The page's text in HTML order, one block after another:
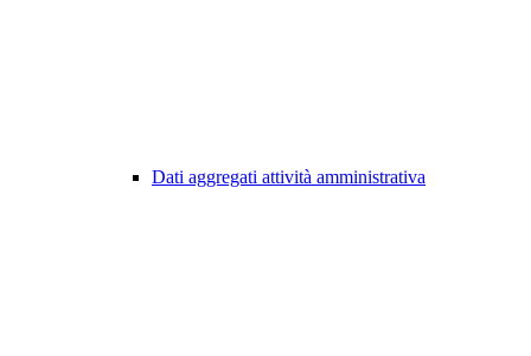
Dati aggregati attività amministrativa